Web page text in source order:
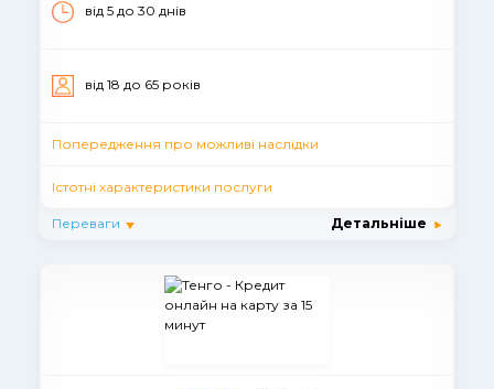
від 5 до 30 днiв
вiд 18 до 65 рокiв
Попередження про можливі наслідки
Істотні характеристики послуги
Переваги Детальніше